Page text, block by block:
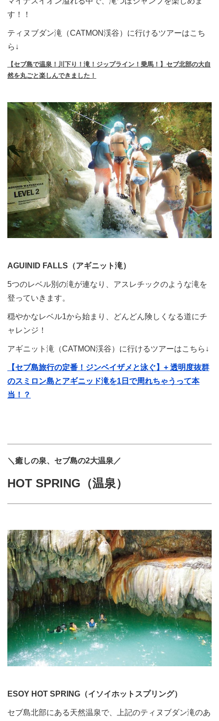
す！！
ティヌブダン滝（CATMON渓谷）に行けるツアーはこち
ら↓
【セブ島で温泉！川下り！滝！ジップライン！乗馬！】セブ北部の大自
然を丸ごと楽しんできました！
AGUINID FALLS（アギニット滝）
5つのレベル別の滝が連なり、アスレチックのような滝を
登っていきます。
穏やかなレベル1から始まり、どんどん険しくなる道にチ
ャレンジ！
アギニット滝（CATMON渓谷）に行けるツアーはこちら↓
【セブ島旅行の定番！ジンベイザメと泳ぐ】+ 透明度抜群
のスミロン島とアギニッド滝を1日で周れちゃうって本
当！？
＼癒しの泉、セブ島の2大温泉／
HOT SPRING（温泉）
ESOY HOT SPRING（イソイホットスプリング）
セブ島北部にある天然温泉で、上記のティヌブダン滝のあ